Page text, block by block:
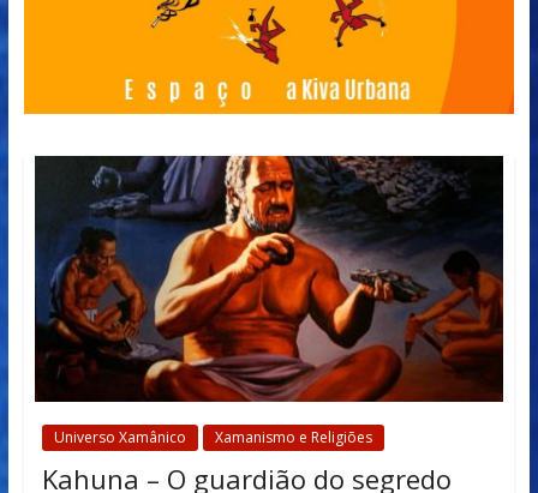
Universo Xamânico Xamanismo e Religiões
Kahuna – O guardião do segredo